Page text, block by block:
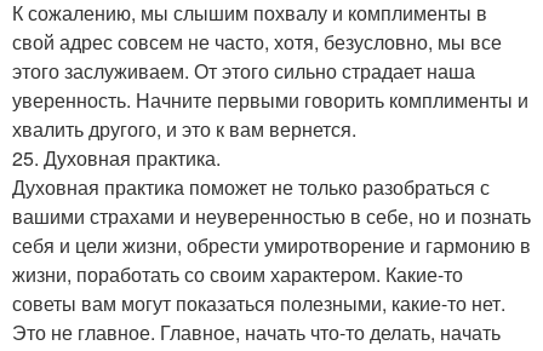
К сожалению, мы слышим похвалу и комплименты в
свой адрес совсем не часто, хотя, безусловно, мы все
этого заслуживаем. От этого сильно страдает наша
уверенность. Начните первыми говорить комплименты и
хвалить другого, и это к вам вернется.
25. Духовная практика.
Духовная практика поможет не только разобраться с
вашими страхами и неуверенностью в себе, но и познать
себя и цели жизни, обрести умиротворение и гармонию в
жизни, поработать со своим характером. Какие-то
советы вам могут показаться полезными, какие-то нет.
Это не главное. Главное, начать что-то делать, начать